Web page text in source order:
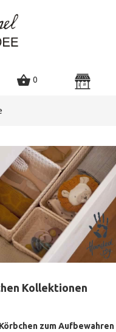
0
Kollektionen
zum Aufbewahren